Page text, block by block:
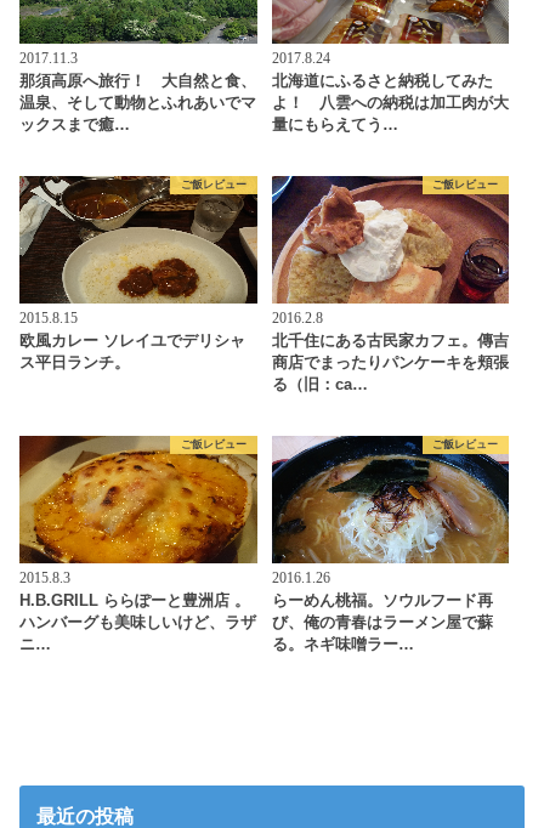
2017.11.3
那須高原へ旅行！ 大自然と食、
温泉、そして動物とふれあいでマ
ックスまで癒…
2017.8.24
北海道にふるさと納税してみた
よ！ 八雲への納税は加工肉が大
量にもらえてう…
ご飯レビュー
2015.8.15
欧風カレー ソレイユでデリシャ
ス平日ランチ。
ご飯レビュー
2016.2.8
北千住にある古民家カフェ。傳吉
商店でまったりパンケーキを頬張
る（旧：ca…
ご飯レビュー
2015.8.3
H.B.GRILL ららぽーと豊洲店 。
ハンバーグも美味しいけど、ラザ
ニ…
ご飯レビュー
2016.1.26
らーめん桃福。ソウルフード再
び、俺の青春はラーメン屋で蘇
る。ネギ味噌ラー…
最近の投稿